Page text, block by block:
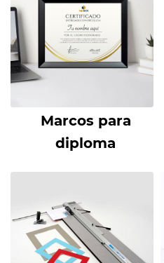
Marcos para
diploma